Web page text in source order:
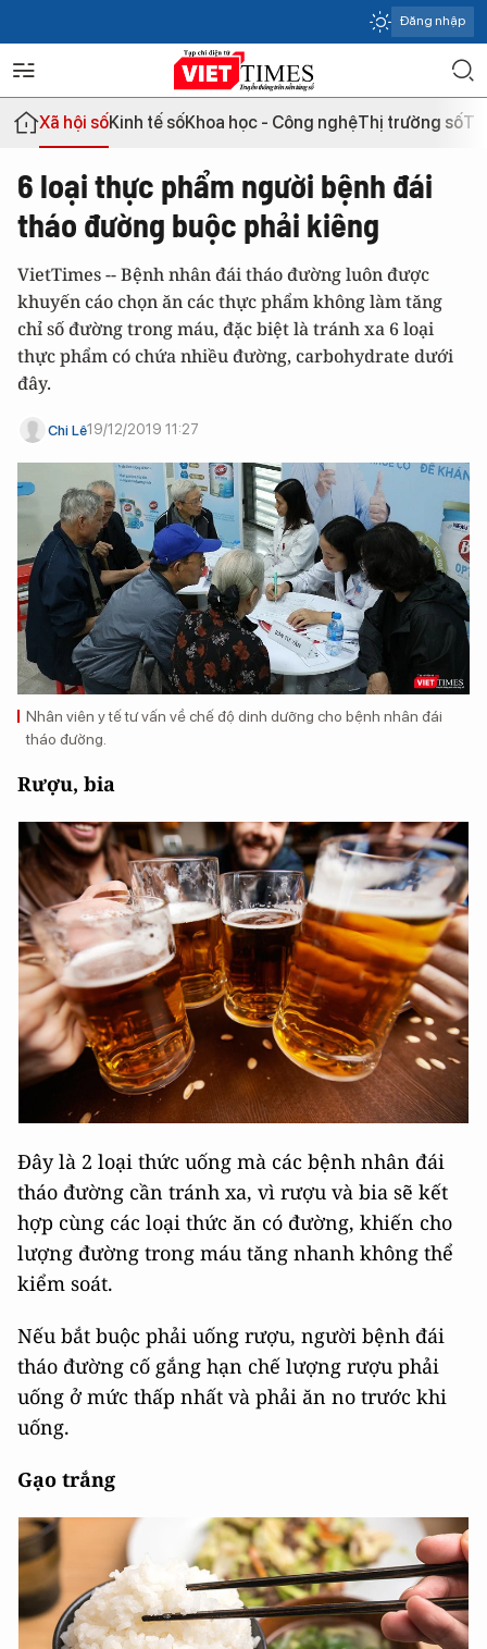
Đăng nhập
Xã hội sốKinh tế sốKhoa học - Công nghệThị trường số
6 loại thực phẩm người bệnh đái
tháo đường buộc phải kiêng
VietTimes -- Bệnh nhân đái tháo đường luôn được
khuyến cáo chọn ăn các thực phẩm không làm tăng
chỉ số đường trong máu, đặc biệt là tránh xa 6 loại
thực phẩm có chứa nhiều đường, carbohydrate dưới
đây.
Chi Lê19/12/2019 11:27
Nhân viên y tế tư vấn về chế độ dinh dưỡng cho bệnh nhân đái
tháo đường.
Rượu, bia
Đây là 2 loại thức uống mà các bệnh nhân đái
tháo đường cần tránh xa, vì rượu và bia sẽ kết
hợp cùng các loại thức ăn có đường, khiến cho
lượng đường trong máu tăng nhanh không thể
kiểm soát.
Nếu bắt buộc phải uống rượu, người bệnh đái
tháo đường cố gắng hạn chế lượng rượu phải
uống ở mức thấp nhất và phải ăn no trước khi
uống.
Gạo trắng